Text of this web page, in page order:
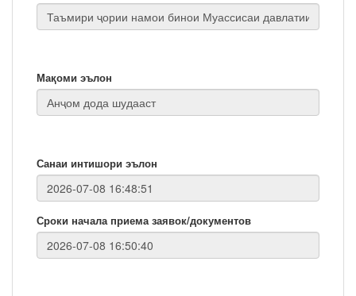
Мақоми эълон
Санаи интишори эълон
Сроки начала приема заявок/документов